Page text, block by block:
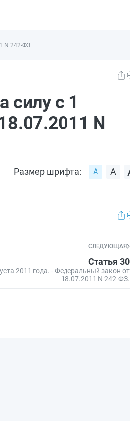
N 242-ФЗ.
силу с 1
N
Размер шрифта:
СЛЕДУЮЩАЯ
Статья 30
2011 года. - Федеральный закон от
18.07.2011 N 242-ФЗ.